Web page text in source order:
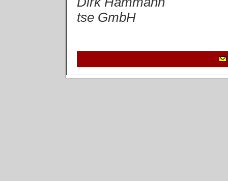
tse GmbH